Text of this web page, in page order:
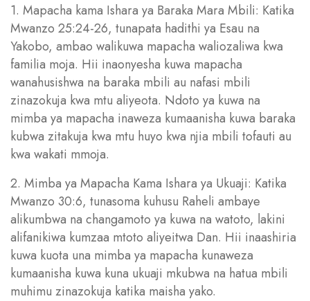
1. Mapacha kama Ishara ya Baraka Mara Mbili: Katika
Mwanzo 25:24-26, tunapata hadithi ya Esau na
Yakobo, ambao walikuwa mapacha waliozaliwa kwa
familia moja. Hii inaonyesha kuwa mapacha
wanahusishwa na baraka mbili au nafasi mbili
zinazokuja kwa mtu aliyeota. Ndoto ya kuwa na
mimba ya mapacha inaweza kumaanisha kuwa baraka
kubwa zitakuja kwa mtu huyo kwa njia mbili tofauti au
kwa wakati mmoja.
2. Mimba ya Mapacha Kama Ishara ya Ukuaji: Katika
Mwanzo 30:6, tunasoma kuhusu Raheli ambaye
alikumbwa na changamoto ya kuwa na watoto, lakini
alifanikiwa kumzaa mtoto aliyeitwa Dan. Hii inaashiria
kuwa kuota una mimba ya mapacha kunaweza
kumaanisha kuwa kuna ukuaji mkubwa na hatua mbili
muhimu zinazokuja katika maisha yako.